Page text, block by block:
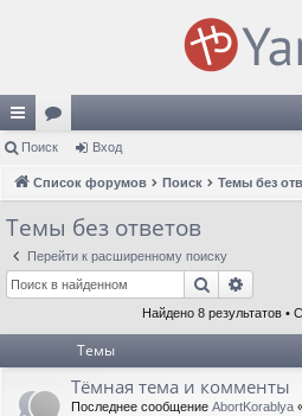
с
ы
лк
и
ор
ум
Поиск Вход
Список форумов Поиск Темы без
Темы без ответов
Перейти к расширенному поиску
Поиск
Найдено 8 результатов •
Темы
Тёмная тема и комменты
Последнее сообщение AbortKorablya